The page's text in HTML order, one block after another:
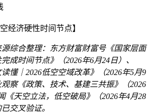
经济硬性时间节点】
综合整理：东方财富财富号《国家层面
成时间节点》（2026年6月24日）、
读懂｜2026低空空域改革》（2026年5月9
察《政策、技术、基建三共振》（2026
《天空立法，低空破局》（2026年4月28
交叉验证。